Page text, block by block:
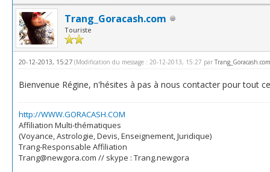
Trang_Goracash.com
Touriste
20-12-2013, 15:27 (Modification du message : 20-12-2013, 15:27 par Trang_Goracash.com
Bienvenue Régine, n'hésites à pas à nous contacter pour tout
http://WWW.GORACASH.COM
Affiliation Multi-thématiques
(Voyance, Astrologie, Devis, Enseignement, Juridique)
Trang-Responsable Affiliation
Trang@newgora.com // skype : Trang.newgora